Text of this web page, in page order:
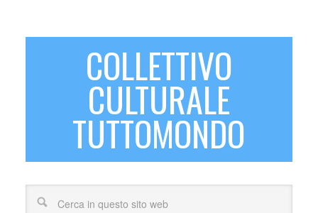
COLLETTIVO
CULTURALE
TUTTOMONDO